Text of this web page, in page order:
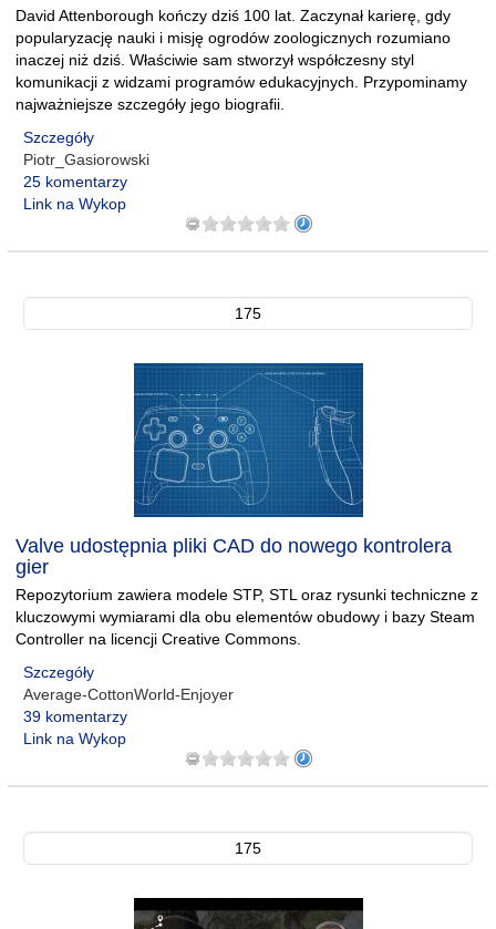
David Attenborough kończy dziś 100 lat. Zaczynał karierę, gdy
popularyzację nauki i misję ogrodów zoologicznych rozumiano
inaczej niż dziś. Właściwie sam stworzył współczesny styl
komunikacji z widzami programów edukacyjnych. Przypominamy
najważniejsze szczegóły jego biografii.
Szczegóły
Piotr_Gasiorowski
25 komentarzy
Link na Wykop
175
Valve udostępnia pliki CAD do nowego kontrolera
gier
Repozytorium zawiera modele STP, STL oraz rysunki techniczne z
kluczowymi wymiarami dla obu elementów obudowy i bazy Steam
Controller na licencji Creative Commons.
Szczegóły
Average-CottonWorld-Enjoyer
39 komentarzy
Link na Wykop
175